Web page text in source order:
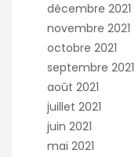
décembre 2021
novembre 2021
octobre 2021
septembre 2021
août 2021
juillet 2021
juin 2021
mai 2021